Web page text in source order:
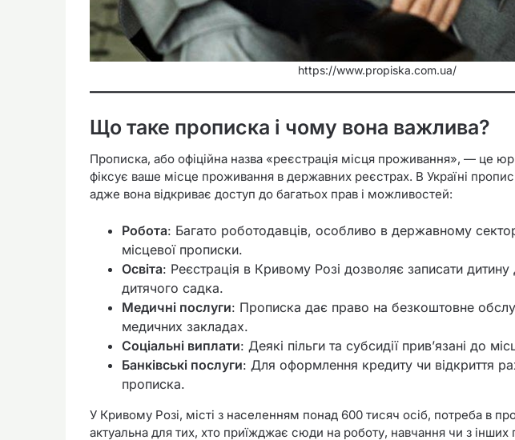
https://www.propiska.com.ua/
Що таке прописка і чому вона важлива?
Прописка, або офіційна назва «реєстрація місця проживання», — це
фіксує ваше місце проживання в державних реєстрах. В Україні
адже вона відкриває доступ до багатьох прав і можливостей:
Робота: Багато роботодавців, особливо в державному
місцевої прописки.
Освіта: Реєстрація в Кривому Розі дозволяє записати
дитячого садка.
Медичні послуги: Прописка дає право на безкоштовне
медичних закладах.
Соціальні виплати: Деякі пільги та субсидії прив’язані до
Банківські послуги: Для оформлення кредиту чи відкриття
прописка.
У Кривому Розі, місті з населенням понад 600 тисяч осіб, потреба в
актуальна для тих, хто приїжджає сюди на роботу, навчання чи з інших